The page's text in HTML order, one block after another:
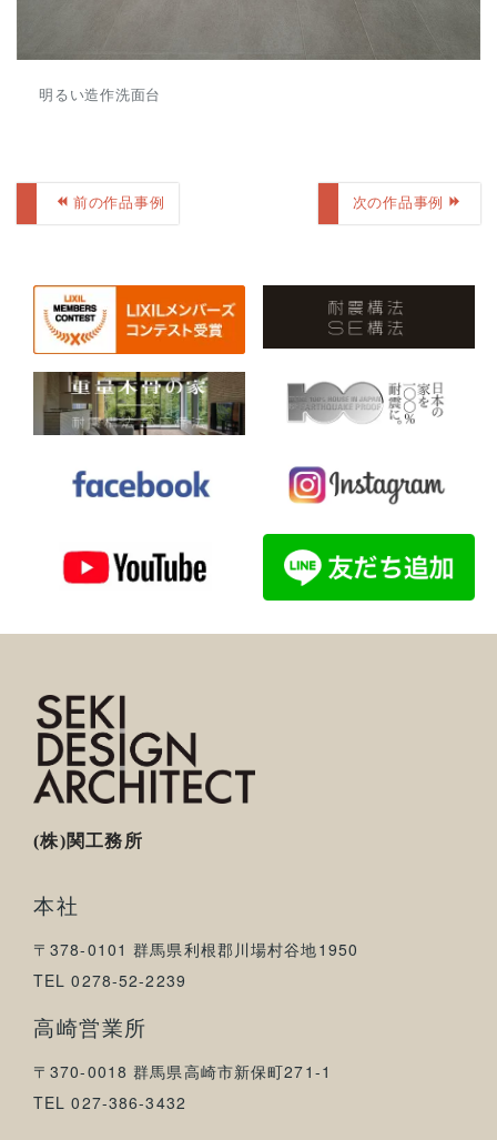
明るい造作洗面台
前の作品事例 次の作品事例
(株)関工務所
本社
〒378-0101 群馬県利根郡川場村谷地1950
TEL 0278-52-2239
高崎営業所
〒370-0018 群馬県高崎市新保町271-1
TEL 027-386-3432